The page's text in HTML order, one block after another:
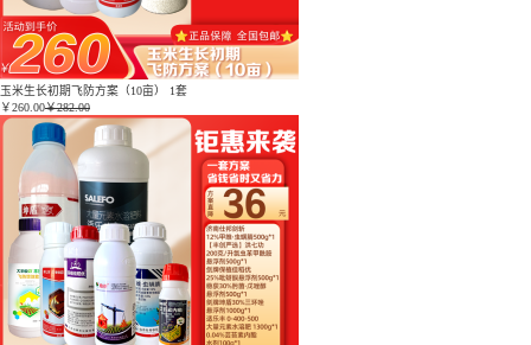
玉米生长初期飞防方案（10亩） 1套
￥260.00￥282.00